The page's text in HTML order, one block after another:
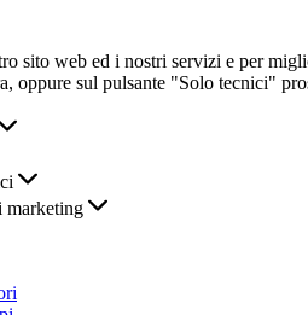
sito web ed i nostri servizi e per
oppure sul pulsante "Solo tecnici"
marketing